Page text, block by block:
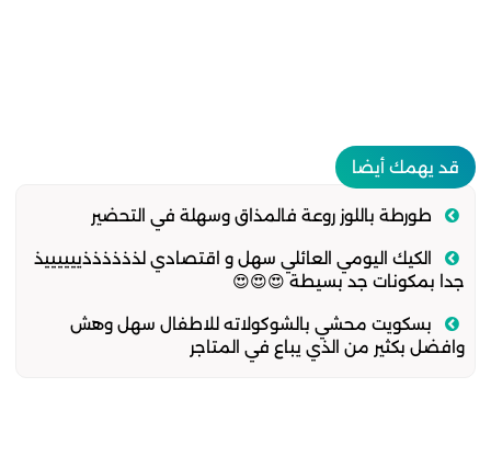
قد يهمك أيضا
طورطة باللوز روعة فالمذاق وسهلة في التحضير
الكيك اليومي العائلي سهل و اقتصادي لذذذذذذييييييذ
جدا بمكونات جد بسيطة 😍😍😍
بسكويت محشي بالشوكولاته للاطفال سهل وهش
وافضل بكثير من الذي يباع في المتاجر